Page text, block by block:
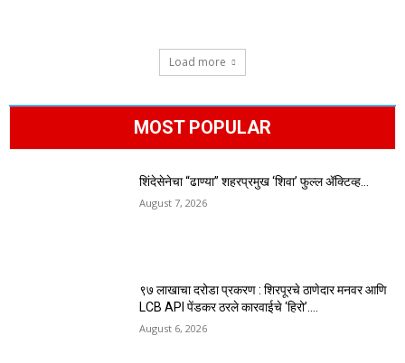
Load more
MOST POPULAR
शिंदेसेनेचा “ढाण्या” शहरप्रमुख ‘शिवा’ फुल्ल ॲक्टिव्ह…
August 7, 2026
९७ लाखाचा दरोडा प्रकरण : शिरपूरचे ठाणेदार मनवर आणि
LCB API पेंडकर ठरले कारवाईचे ‘हिरो’….
August 6, 2026